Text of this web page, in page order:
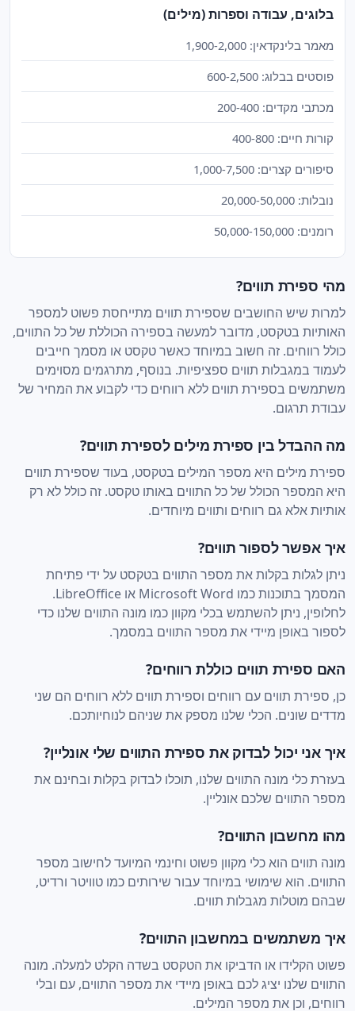
בלוגים, עבודה וספרות (מילים)
מאמר בלינקדאין: 1,900-2,000
פוסטים בבלוג: 600-2,500
מכתבי מקדים: 200-400
קורות חיים: 400-800
סיפורים קצרים: 1,000-7,500
נובלות: 20,000-50,000
רומנים: 50,000-150,000
מהי ספירת תווים?
למרות שיש החושבים שספירת תווים מתייחסת פשוט למספר
האותיות בטקסט, מדובר למעשה בספירה הכוללת של כל התווים,
כולל רווחים. זה חשוב במיוחד כאשר טקסט או מסמך חייבים
לעמוד במגבלות תווים ספציפיות. בנוסף, מתרגמים מסוימים
משתמשים בספירת תווים ללא רווחים כדי לקבוע את המחיר של
עבודת תרגום.
מה ההבדל בין ספירת מילים לספירת תווים?
ספירת מילים היא מספר המילים בטקסט, בעוד שספירת תווים
היא המספר הכולל של כל התווים באותו טקסט. זה כולל לא רק
אותיות אלא גם רווחים ותווים מיוחדים.
איך אפשר לספור תווים?
ניתן לגלות בקלות את מספר התווים בטקסט על ידי פתיחת
המסמך בתוכנות כמו Microsoft Word או LibreOffice.
לחלופין, ניתן להשתמש בכלי מקוון כמו מונה התווים שלנו כדי
לספור באופן מיידי את מספר התווים במסמך.
האם ספירת תווים כוללת רווחים?
כן, ספירת תווים עם רווחים וספירת תווים ללא רווחים הם שני
מדדים שונים. הכלי שלנו מספק את שניהם לנוחיותכם.
איך אני יכול לבדוק את ספירת התווים שלי אונליין?
בעזרת כלי מונה התווים שלנו, תוכלו לבדוק בקלות ובחינם את
מספר התווים שלכם אונליין.
מהו מחשבון התווים?
מונה תווים הוא כלי מקוון פשוט וחינמי המיועד לחישוב מספר
התווים. הוא שימושי במיוחד עבור שירותים כמו טוויטר ורדיט,
שבהם מוטלות מגבלות תווים.
איך משתמשים במחשבון התווים?
פשוט הקלידו או הדביקו את הטקסט בשדה הקלט למעלה. מונה
התווים שלנו יציג לכם באופן מיידי את מספר התווים, עם ובלי
רווחים, וכן את מספר המילים.